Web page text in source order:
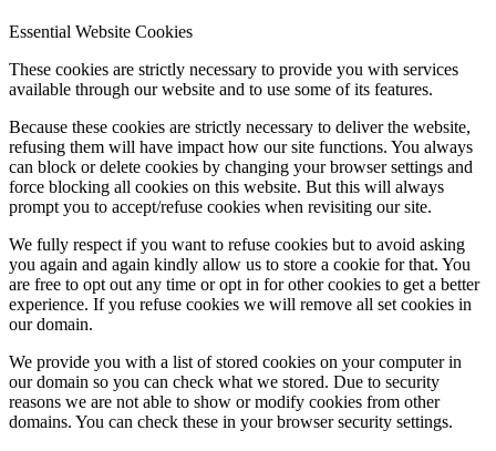
Essential Website Cookies
These cookies are strictly necessary to provide you with services
available through our website and to use some of its features.
Because these cookies are strictly necessary to deliver the website,
refusing them will have impact how our site functions. You always
can block or delete cookies by changing your browser settings and
force blocking all cookies on this website. But this will always
prompt you to accept/refuse cookies when revisiting our site.
We fully respect if you want to refuse cookies but to avoid asking
you again and again kindly allow us to store a cookie for that. You
are free to opt out any time or opt in for other cookies to get a better
experience. If you refuse cookies we will remove all set cookies in
our domain.
We provide you with a list of stored cookies on your computer in
our domain so you can check what we stored. Due to security
reasons we are not able to show or modify cookies from other
domains. You can check these in your browser security settings.